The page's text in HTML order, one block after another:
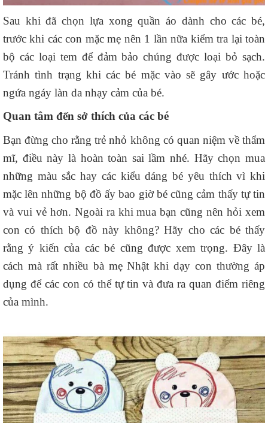
Sau khi đã chọn lựa xong quần áo dành cho các bé,
trước khi các con mặc mẹ nên 1 lần nữa kiểm tra lại toàn
bộ các loại tem để đảm bảo chúng được loại bỏ sạch.
Tránh tình trạng khi các bé mặc vào sẽ gây ước hoặc
ngứa ngáy làn da nhạy cảm của bé.
Quan tâm đến sở thích của các bé
Bạn đừng cho rằng trẻ nhỏ không có quan niệm về thẩm
mĩ, điều này là hoàn toàn sai lầm nhé. Hãy chọn mua
những màu sắc hay các kiểu dáng bé yêu thích vì khi
mặc lên những bộ đồ ấy bao giờ bé cũng cảm thấy tự tin
và vui vẻ hơn. Ngoài ra khi mua bạn cũng nên hỏi xem
con có thích bộ đồ này không? Hãy cho các bé thấy
rằng ý kiến của các bé cũng được xem trọng. Đây là
cách mà rất nhiều bà mẹ Nhật khi dạy con thường áp
dụng để các con có thể tự tin và đưa ra quan điểm riêng
của mình.